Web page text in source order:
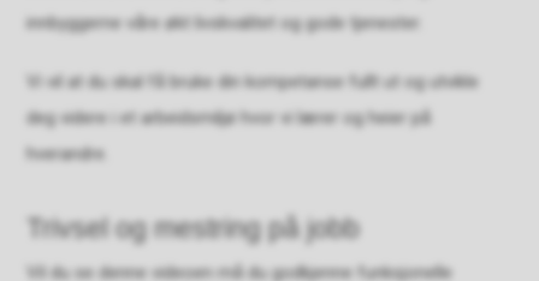
innbyggerne våre økt livskvalitet og gode tjenester.
Vi vil at du skal få bruke din kompetanse fullt ut og utvikle
deg videre i et arbeidsmiljø hvor vi lærer og heier på
hverandre.
Trivsel og mestring på jobb
Vil du se denne videoen må du godkjenne funksjonelle